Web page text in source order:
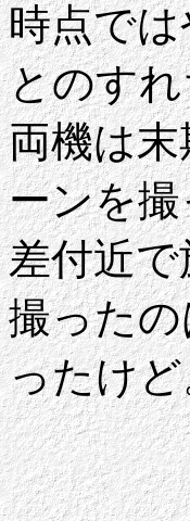
時点で
とのす
両機は
ーンを
差付近
撮った
ったけ